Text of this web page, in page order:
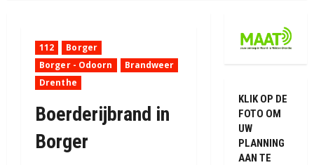
112
Borger
Borger - Odoorn
Brandweer
Drenthe
Boerderijbrand in
Borger
KLIK OP DE
FOTO OM
UW
PLANNING
AAN TE